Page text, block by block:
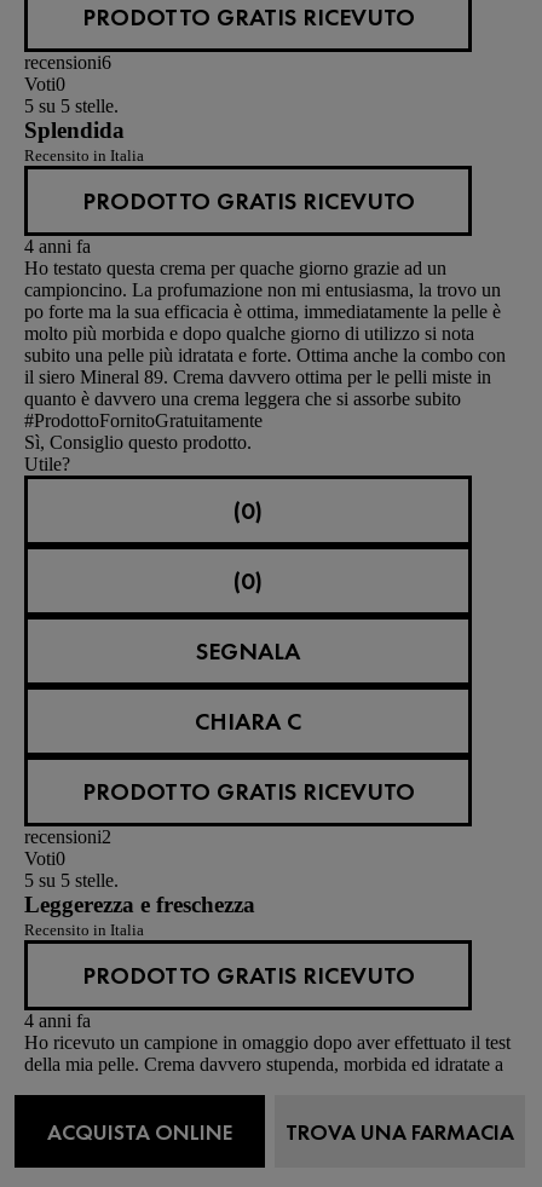
PRODOTTO GRATIS RICEVUTO
recensioni6
Voti0
5 su 5 stelle.
Splendida
Recensito in Italia
PRODOTTO GRATIS RICEVUTO
4 anni fa
Ho testato questa crema per quache giorno grazie ad un
campioncino. La profumazione non mi entusiasma, la trovo un
po forte ma la sua efficacia è ottima, immediatamente la pelle è
molto più morbida e dopo qualche giorno di utilizzo si nota
subito una pelle più idratata e forte. Ottima anche la combo con
il siero Mineral 89. Crema davvero ottima per le pelli miste in
quanto è davvero una crema leggera che si assorbe subito
#ProdottoFornitoGratuitamente
Sì, Consiglio questo prodotto.
Utile?
(0)
(0)
SEGNALA
CHIARA C
PRODOTTO GRATIS RICEVUTO
recensioni2
Voti0
5 su 5 stelle.
Leggerezza e freschezza
Recensito in Italia
PRODOTTO GRATIS RICEVUTO
4 anni fa
Ho ricevuto un campione in omaggio dopo aver effettuato il test
della mia pelle. Crema davvero stupenda, morbida ed idratate a
notato un cambio ed una riduzione delle imperfezioni sul mio
#PRODOTTORICEVUTOINOMAGGIO
ACQUISTA ONLINE TROVA UNA FARMACIA